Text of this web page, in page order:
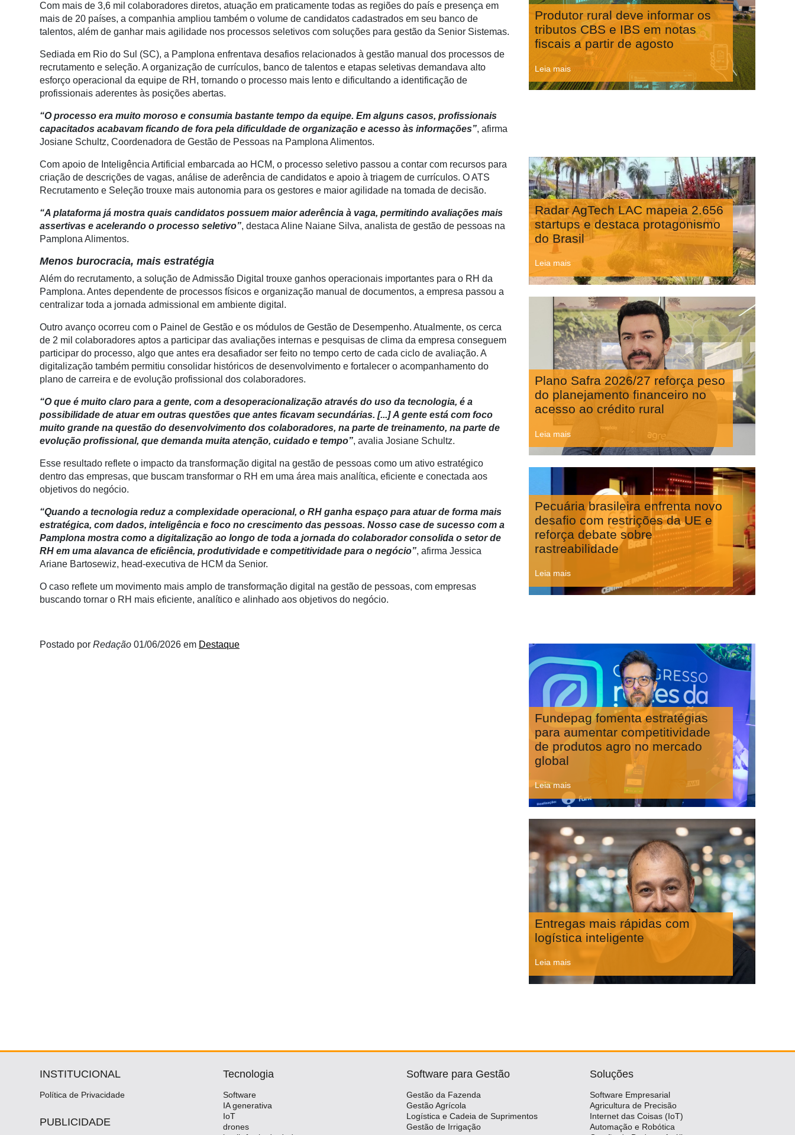
Precisão
Automação
Robótica
Conectividade
Commerce
Informatização
Agricultura
Empresarial
Tecnologia
Recursos
Membros
Liberali
Néctar
Tecprime
Agro
Consulting
Com mais de 3,6 mil colaboradores diretos, atuação em praticamente todas as regiões do país e presença em
mais de 20 países, a companhia ampliou também o volume de candidatos cadastrados em seu banco de
talentos, além de ganhar mais agilidade nos processos seletivos com soluções para gestão da Senior Sistemas.
Sediada em Rio do Sul (SC), a Pamplona enfrentava desafios relacionados à gestão manual dos processos de
recrutamento e seleção. A organização de currículos, banco de talentos e etapas seletivas demandava alto
esforço operacional da equipe de RH, tornando o processo mais lento e dificultando a identificação de
profissionais aderentes às posições abertas.
“O processo era muito moroso e consumia bastante tempo da equipe. Em alguns casos, profissionais
capacitados acabavam ficando de fora pela dificuldade de organização e acesso às informações”, afirma
Josiane Schultz, Coordenadora de Gestão de Pessoas na Pamplona Alimentos.
Com apoio de Inteligência Artificial embarcada ao HCM, o processo seletivo passou a contar com recursos para
criação de descrições de vagas, análise de aderência de candidatos e apoio à triagem de currículos. O ATS
Recrutamento e Seleção trouxe mais autonomia para os gestores e maior agilidade na tomada de decisão.
“A plataforma já mostra quais candidatos possuem maior aderência à vaga, permitindo avaliações mais
assertivas e acelerando o processo seletivo”, destaca Aline Naiane Silva, analista de gestão de pessoas na
Pamplona Alimentos.
Menos burocracia, mais estratégia
Além do recrutamento, a solução de Admissão Digital trouxe ganhos operacionais importantes para o RH da
Pamplona. Antes dependente de processos físicos e organização manual de documentos, a empresa passou a
centralizar toda a jornada admissional em ambiente digital.
Outro avanço ocorreu com o Painel de Gestão e os módulos de Gestão de Desempenho. Atualmente, os cerca
de 2 mil colaboradores aptos a participar das avaliações internas e pesquisas de clima da empresa conseguem
participar do processo, algo que antes era desafiador ser feito no tempo certo de cada ciclo de avaliação. A
digitalização também permitiu consolidar históricos de desenvolvimento e fortalecer o acompanhamento do
plano de carreira e de evolução profissional dos colaboradores.
“O que é muito claro para a gente, com a desoperacionalização através do uso da tecnologia, é a
possibilidade de atuar em outras questões que antes ficavam secundárias. [...]A gente está com foco
muito grande na questão do desenvolvimento dos colaboradores, na parte de treinamento, na parte de
evolução profissional, que demanda muita atenção, cuidado e tempo”, avalia Josiane Schultz.
Esse resultado reflete o impacto da transformação digital na gestão de pessoas como um ativo estratégico
dentro das empresas, que buscam transformar o RH em uma área mais analítica, eficiente e conectada aos
objetivos do negócio.
“Quando a tecnologia reduz a complexidade operacional, o RH ganha espaço para atuar de forma mais
estratégica, com dados, inteligência e foco no crescimento das pessoas. Nosso case de sucesso com a
Pamplona mostra como a digitalização ao longo de toda a jornada do colaborador consolida o setor de
RH em uma alavanca de eficiência, produtividade e competitividade para o negócio”, afirma Jessica
Ariane Bartosewiz, head-executiva de HCM da Senior.
O caso reflete um movimento mais amplo de transformação digital na gestão de pessoas, com empresas
buscando tornar o RH mais eficiente, analítico e alinhado aos objetivos do negócio.
Postado por Redação 01/06/2026 em Destaque
Produtor rural deve informar os
tributos CBS e IBS em notas
fiscais a partir de agosto
Leia mais
Radar AgTech LAC mapeia 2.656
startups e destaca protagonismo
do Brasil
Leia mais
Plano Safra 2026/27 reforça peso
do planejamento financeiro no
acesso ao crédito rural
Leia mais
Pecuária brasileira enfrenta novo
desafio com restrições da UE e
reforça debate sobre
rastreabilidade
Leia mais
Fundepag fomenta estratégias
para aumentar competitividade
de produtos agro no mercado
global
Leia mais
Entregas mais rápidas com
logística inteligente
Leia mais
INSTITUCIONAL
Política de Privacidade
PUBLICIDADE
Tecnologia
Software
IA generativa
IoT
drones
Software para Gestão
Gestão da Fazenda
Gestão Agrícola
Logística e Cadeia de Suprimentos
Gestão de Irrigação
Soluções
Software Empresarial
Agricultura de Precisão
Internet das Coisas (IoT)
Automação e Robótica